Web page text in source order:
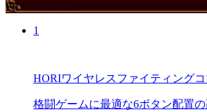
PR
1
HORIワイヤレスファイティング
格闘ゲームに最適な6ボタン配置